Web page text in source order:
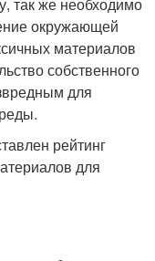
так же необходимо
окружающей
материалов
собственного
для
рейтинг
для